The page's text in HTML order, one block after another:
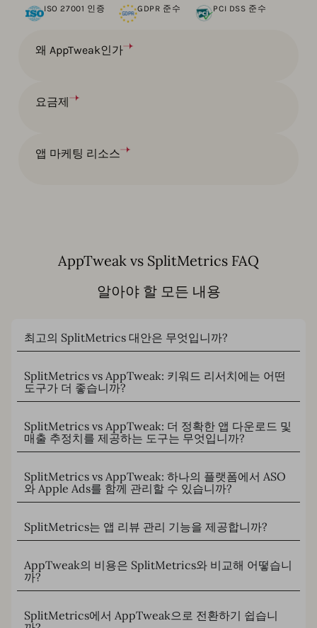
10년 이상의 앱 스토어 전문성과 7개 이상 국가에 걸친 전담
해 측정 가능한 결과를 더 빠르게 제공합니다. 따라서 귀사
전략에 집중하고 나머지는 저희가 처리
왜 AppTweak인가
요금제
앱 마케팅 리소스
ISO 27001 인증 GDPR 준수 PCI DSS 준수
AppTweak vs SplitMetrics FAQ
알아야 할 모든 내용
최고의 SplitMetrics 대안은 무엇입니까?
SplitMetrics vs AppTweak: 키워드 리서치에는 어떤
도구가 더 좋습니까?
SplitMetrics vs AppTweak: 더 정확한 앱 다운로드 및
매출 추정치를 제공하는 도구는 무엇입니까?
SplitMetrics vs AppTweak: 하나의 플랫폼에서 ASO
와 Apple Ads를 함께 관리할 수 있습니까?
SplitMetrics는 앱 리뷰 관리 기능을 제공합니까?
AppTweak의 비용은 SplitMetrics와 비교해 어떻습니
까?
SplitMetrics에서 AppTweak으로 전환하기 쉽습니